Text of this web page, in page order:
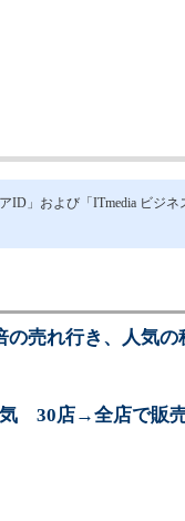
」および「ITmedia ビジネ
売れ行き、人気の
30店→全店で販